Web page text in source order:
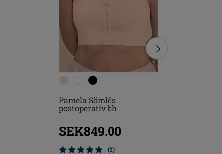
Pamela Sömlös
postoperativ bh
SEK849.00
(2)